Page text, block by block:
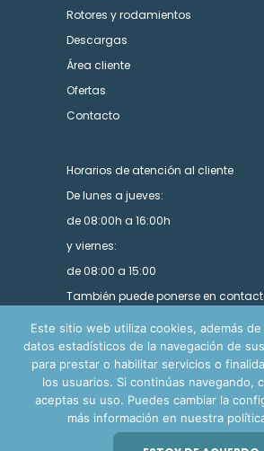
Rotores y rodamientos
Descargas
Área cliente
Ofertas
Contacto
Horarios de atención al cliente
De lunes a jueves:
de 08:00h a 16:00h
y viernes:
de 08:00 a 15:00
También puede ponerse en
nosotros utilizando nuestro
Este sitio web utiliza cookies, además
datos estadísticos de la navegación de
para prestar o habilitar servicios o
los usuarios. Si continúas navegando,
aceptas su uso. Puedes cambiar la
más información en nuestra